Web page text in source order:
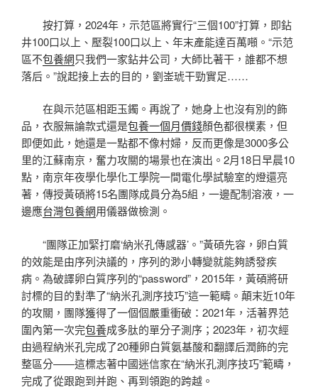
按打算，2024年，示范區將實行“三個100”打算，即鉆
井100口以上、壓裂100口以上、年末產能達百萬噸。“示范
區不包養網只我們一家鉆井公司，大師比著干，誰都不想
落后。”說起接上去的目的，劉崟琥干勁實足……
在與示范區相距玉鐲。再說了，她身上也沒有別的飾
品，衣服無論款式還是包養一個月價錢顏色都很樸素，但
即便如此，她還是一點都不像村婦，反而更像是3000多公
里的江蘇南京，奮力攻關的場景也在演出。2月18日早晨10
點，南京年夜學化學化工學院一間電化學試驗室的燈還亮
著，傳授黃碩將15名團隊成員分為5組，一邊配制溶液，一
邊應台灣包養網用儀器做檢測。
“團隊正加緊打磨‘納米孔傳感器’。”黃碩先容，卵白質
的效能是由序列決議的，序列的渺小轉變就能夠誘發疾
病。為破譯卵白質序列的“password”，2015年，黃碩將研
討標的目的對準了“納米孔測序技巧”這一範疇。顛末近10年
的攻關，團隊獲得了一個個嚴重衝破：2021年，活著界范
圍內第一次完包養成多肽的單分子測序；2023年，初次經
由過程納米孔完成了20種卵白質氨基酸和翻譯后潤飾的完
整區分——這標志著中國迷信家在“納米孔測序技巧”範疇，
完成了從跟跑到并跑、再到領跑的跨越。